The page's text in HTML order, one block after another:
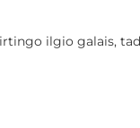
ilgio galais,